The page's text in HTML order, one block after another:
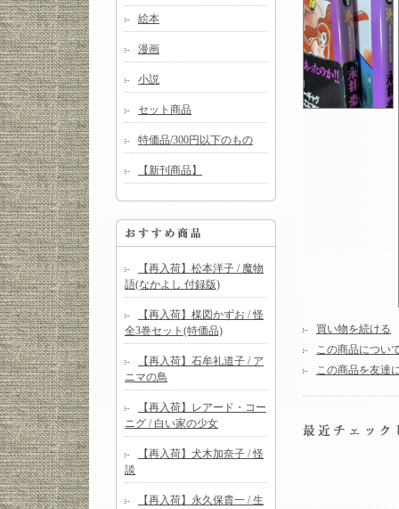
絵本
漫画
小説
セット商品
特価品/300円以下のもの
【新刊商品】
【再入荷】松本洋子 / 魔物
語(なかよし 付録版)
【再入荷】楳図かずお / 怪
全3巻セット(特価品)
【再入荷】石牟礼道子 / ア
ニマの鳥
【再入荷】レアード・コー
ニグ / 白い家の少女
【再入荷】犬木加奈子 / 怪
談
【再入荷】永久保貴一 / 生
買い物を続ける
この商品につい
この商品を友達